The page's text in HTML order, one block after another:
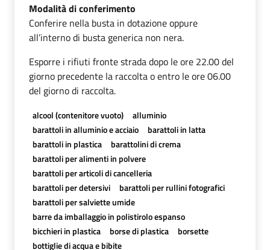
Modalità di conferimento
Conferire nella busta in dotazione oppure
all’interno di busta generica non nera.
Esporre i rifiuti fronte strada dopo le ore 22.00 del
giorno precedente la raccolta o entro le ore 06.00
del giorno di raccolta.
alcool (contenitore vuoto)
alluminio
barattoli in alluminio e acciaio
barattoli in latta
barattoli in plastica
barattolini di crema
barattoli per alimenti in polvere
barattoli per articoli di cancelleria
barattoli per detersivi
barattoli per rullini fotografici
barattoli per salviette umide
barre da imballaggio in polistirolo espanso
bicchieri in plastica
borse di plastica
borsette
bottiglie di acqua e bibite